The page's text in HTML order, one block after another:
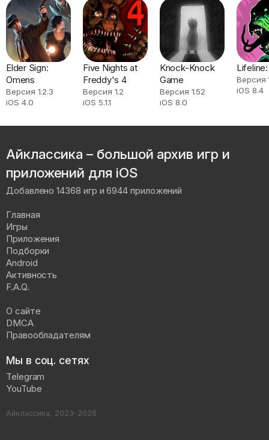
Elder Sign:
Omens
Версия 1.2.3
iOS 4.0
Five Nights at
Freddy's 4
Версия 1.2
iOS 5.1.1
Knock-Knock
Game
Версия 1.52
iOS 8.0
Версия
iOS 8.4
Айклассика – большой архив игр и
приложений для iOS
Добавлено 14368 игр и 6944 приложений
Главная
Игры
Приложения
Подборки
Android
Активность
F.A.Q.
О сайте
DMCA
Правообладателям
Мы в соц. сетях
Telegram
YouTube
Айклассика, 2023-2026